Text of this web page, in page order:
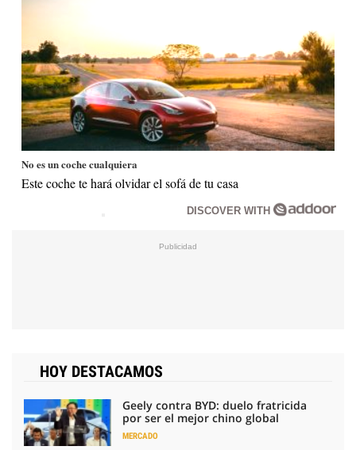
No es un coche cualquiera
Este coche te hará olvidar el sofá de tu casa
DISCOVER WITH
HOY DESTACAMOS
Geely contra BYD: duelo fratricida
por ser el mejor chino global
MERCADO